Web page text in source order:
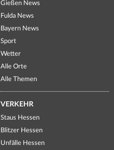
Gießen News
Fulda News
Bayern News
Sport
Wetter
Alle Orte
Alle Themen
VERKEHR
Staus Hessen
Blitzer Hessen
Unfälle Hessen